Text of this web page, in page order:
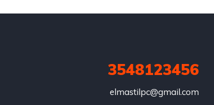
3548123456
elmastilpc@gmail.com